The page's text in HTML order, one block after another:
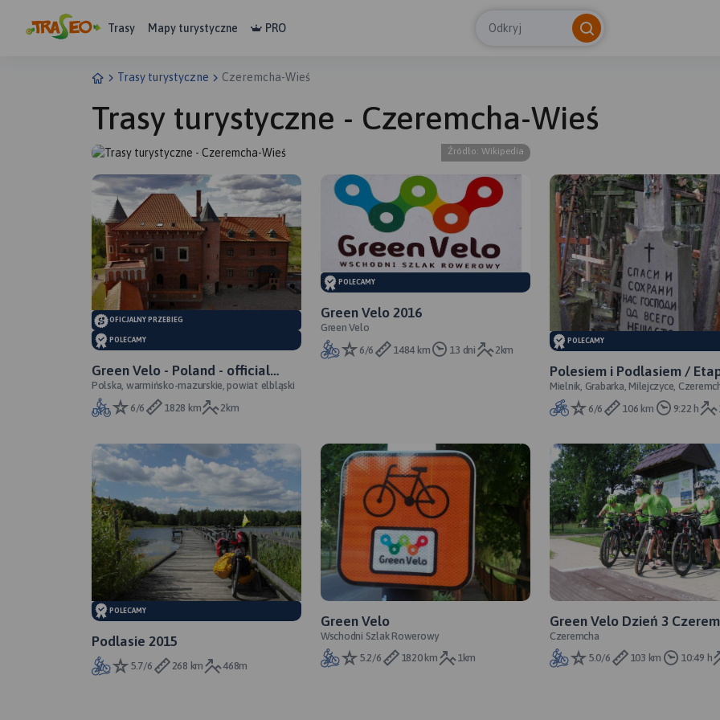
Trasy Mapy turystyczne PRO Odkryj
Trasy turystyczne Czeremcha-Wieś
Trasy turystyczne - Czeremcha-Wieś
Źródło: Wikipedia
OFICJALNY PRZEBIEG
POLECAMY
Green Velo - Poland - official
route
Polska, warmińsko-mazurskie, powiat elbląski
6/6
1828 km 2km
POLECAMY
Green Velo 2016
Green Velo
6/6
1484 km 13 dni 2km
POLECAMY
Polesiem i Podlasiem /
Mielnik - Czeremcha /
Białowieża
Mielnik, Grabarka, Milejczyce,
Hajnówka, Białowieża
6/6
106 km 9:22 h
POLECAMY
Podlasie 2015
5.7/6 268 km 468m
Green Velo
Wschodni Szlak Rowerowy
5.2/6
1820 km 1km
Green Velo Dzień 3 Czeremcha -
Neple
Czeremcha
5.0/6
103 km 10:49 h